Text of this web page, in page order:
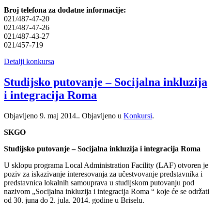
Broj telefona za dodatne informacije:
021/487-47-20
021/487-47-26
021/487-43-27
021/457-719
Detalji konkursa
Studijsko putovanje – Socijalna inkluzija
i integracija Roma
Objavljeno 9. maj 2014.. Objavljeno u Konkursi.
SKGO
Studijsko putovanje – Socijalna inkluzija i integracija Roma
U sklopu programa Local Administration Facility (LAF) otvoren je
poziv za iskazivanje interesovanja za učestvovanje predstavnika i
predstavnica lokalnih samouprava u studijskom putovanju pod
nazivom „Socijalna inkluzija i integracija Roma “ koje će se održati
od 30. juna do 2. jula. 2014. godine u Briselu.